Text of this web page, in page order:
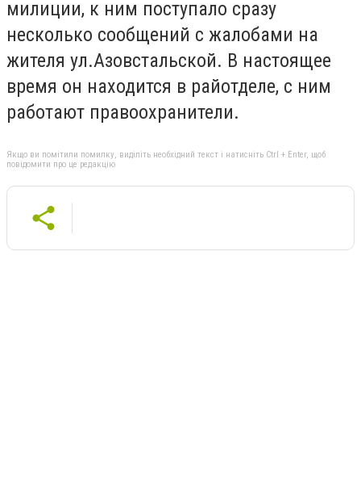
милиции, к ним поступало сразу
несколько сообщений с жалобами на
жителя ул.Азовстальской. В настоящее
время он находится в райотделе, с ним
работают правоохранители.
Якщо ви помітили помилку, виділіть необхідний текст і натисніть Ctrl + Enter, щоб
повідомити про це редакцію